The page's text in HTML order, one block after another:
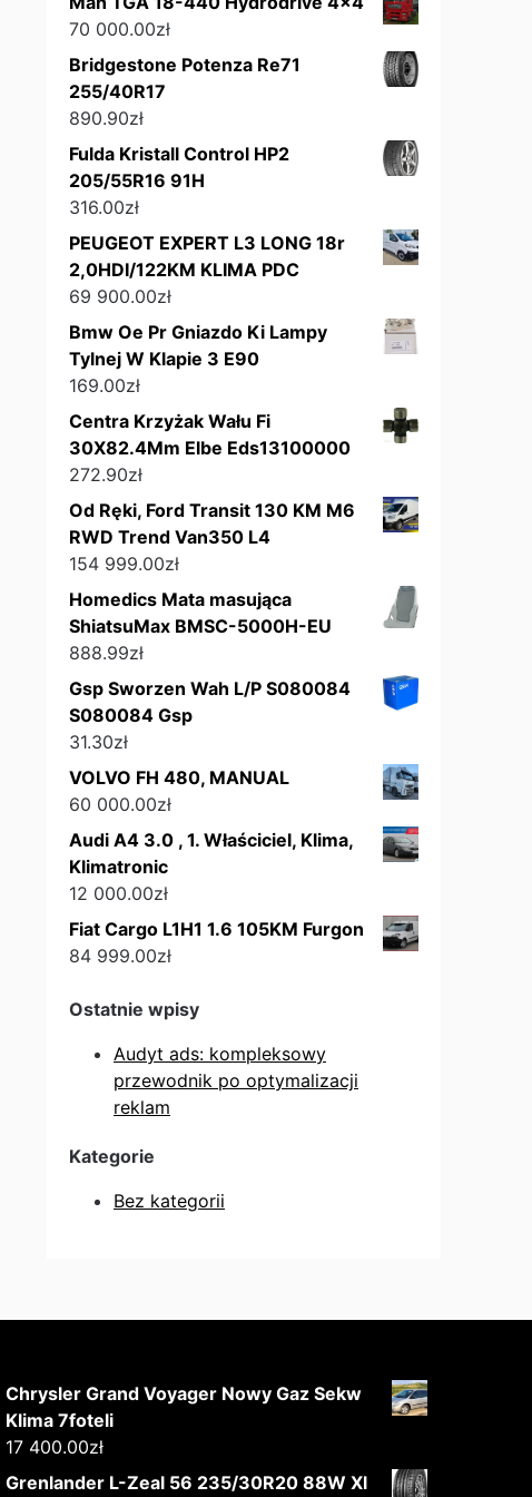
70 000.00zł
Bridgestone Potenza Re71
255/40R17
890.90zł
Fulda Kristall Control HP2
205/55R16 91H
316.00zł
PEUGEOT EXPERT L3 LONG 18r
2,0HDI/122KM KLIMA PDC
69 900.00zł
Bmw Oe Pr Gniazdo Ki Lampy
Tylnej W Klapie 3 E90
169.00zł
Centra Krzyżak Wału Fi
30X82.4Mm Elbe Eds13100000
272.90zł
Od Ręki, Ford Transit 130 KM M6
RWD Trend Van350 L4
154 999.00zł
Homedics Mata masująca
ShiatsuMax BMSC-5000H-EU
888.99zł
Gsp Sworzen Wah L/P S080084
S080084 Gsp
31.30zł
VOLVO FH 480, MANUAL
60 000.00zł
Audi A4 3.0 , 1. Właściciel, Klima,
Klimatronic
12 000.00zł
Fiat Cargo L1H1 1.6 105KM Furgon
84 999.00zł
Ostatnie wpisy
Audyt ads: kompleksowy
przewodnik po optymalizacji
reklam
Kategorie
Bez kategorii
Chrysler Grand Voyager Nowy Gaz Sekw
Klima 7foteli
17 400.00zł
Grenlander L-Zeal 56 235/30R20 88W Xl